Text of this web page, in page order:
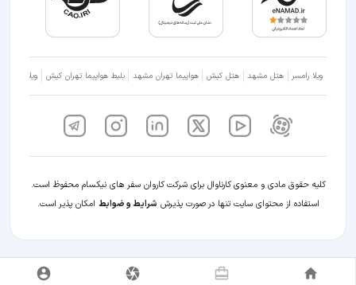
ویلا رامسر هتل مشهد هتل کیش هواپیما تهران مشهد بلیط هواپیما تهران کیش ویلا شمال
کلیه حقوق مادی و معنوی کارناوال برای شرکت کاروان سفر های نیکسام محفوظ است.
استفاده از محتوای سایت تنها در صورت پذیرش شرایط و ضوابط امکان پذیر است.